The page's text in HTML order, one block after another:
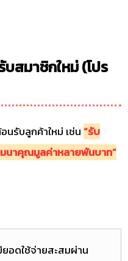
สมาชิกใหม่ (โปร
นรับลูกค้าใหม่ เช่น“รับ
นาคุณมูลค่าหลายพันบาท”
อดใช้จ่ายสะสมผ่าน